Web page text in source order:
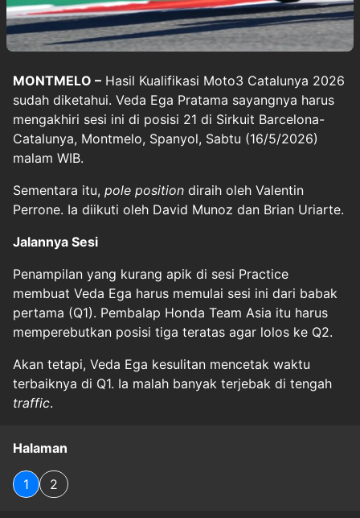
MONTMELO – Hasil Kualifikasi Moto3 Catalunya 2026
sudah diketahui. Veda Ega Pratama sayangnya harus
mengakhiri sesi ini di posisi 21 di Sirkuit Barcelona-
Catalunya, Montmelo, Spanyol, Sabtu (16/5/2026)
malam WIB.
Sementara itu, pole position diraih oleh Valentin
Perrone. Ia diikuti oleh David Munoz dan Brian Uriarte.
Jalannya Sesi
Penampilan yang kurang apik di sesi Practice
membuat Veda Ega harus memulai sesi ini dari babak
pertama (Q1). Pembalap Honda Team Asia itu harus
memperebutkan posisi tiga teratas agar lolos ke Q2.
Akan tetapi, Veda Ega kesulitan mencetak waktu
terbaiknya di Q1. Ia malah banyak terjebak di tengah
traffic.
Halaman
1 2